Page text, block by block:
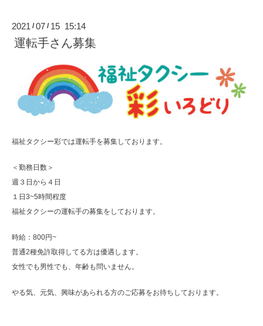
2021 /07 / 15 15:14
運転手さん募集
福祉タクシー彩では運転手を募集しております。
＜勤務日数＞
週３日から４日
１日3~5時間程度
福祉タクシーの運転手の募集をしております。
時給：800円~
普通2種免許取得してる方は優遇します。
女性でも男性でも、年齢も問いません。
やる気、元気、興味があられる方のご応募をお待ちしております。